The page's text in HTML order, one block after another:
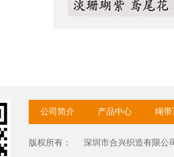
公司简介 产品中心 绳带
版权所有： 深圳市合兴织造有限